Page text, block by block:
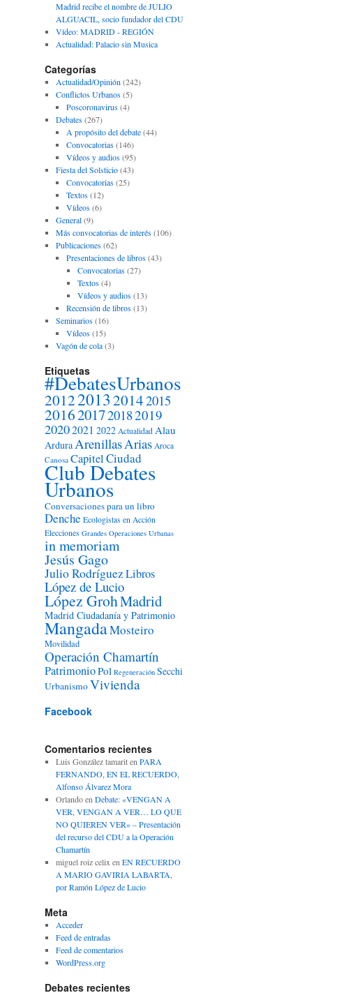
Madrid recibe el nombre de JULIO
ALGUACIL, socio fundador del CDU
Vídeo: MADRID - REGIÓN
Actualidad: Palacio sin Musica
Categorías
Actualidad/Opinión (242)
Conflictos Urbanos(5)
Poscoronavirus(4)
Debates(267)
A propósito del debate(44)
Convocatorias(146)
Vídeos y audios(95)
Fiesta del Solsticio(43)
Convocatorias(25)
Textos(12)
Vídeos(6)
General(9)
Más convocatorias de interés(106)
Publicaciones(62)
Presentaciones de libros(43)
Convocatorias(27)
Textos(4)
Vídeos y audios(13)
Recensión de libros(13)
Seminarios(16)
Vídeos(15)
Vagón de cola(3)
Etiquetas
#DebatesUrbanos
2012201320142015
2016201720182019
20202021 2022 Actualidad Alau
ArduraArenillasArias Aroca
Canosa CapitelCiudad
Club Debates
Urbanos
Conversaciones para un libro
Denche Ecologistas en Acción
Elecciones Grandes Operaciones Urbanas
in memoriam
Jesús Gago
Julio RodríguezLibros
López de Lucio
López GrohMadrid
Madrid Ciudadanía y Patrimonio
MangadaMosteiro
Movilidad
Operación Chamartín
PatrimonioPol Regeneración Secchi
UrbanismoVivienda
Facebook
Comentarios recientes
Luis González tamariten PARA
FERNANDO, EN EL RECUERDO,
Alfonso Álvarez Mora
Orlandoen Debate: «VENGAN A
VER, VENGAN A VER… LO QUE
NO QUIEREN VER» – Presentación
del recurso del CDU a la Operación
Chamartín
miguel roiz celix en EN RECUERDO
A MARIO GAVIRIA LABARTA,
por Ramón López de Lucio
Meta
Acceder
Feed de entradas
Feed de comentarios
WordPress.org
Debates recientes